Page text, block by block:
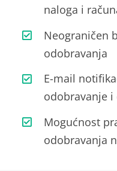
naloga i
Neograničen
odobravanja
E-mail
odobravanje
Mogućnost
odobravanja